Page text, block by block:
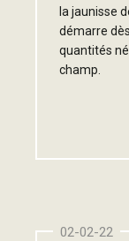
la jaunisse
démarre
quantités
champ.
02-02-22